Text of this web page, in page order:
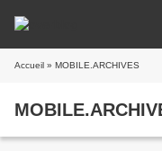
Accueil » MOBILE.ARCHIVES